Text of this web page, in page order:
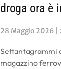
droga ora è
28 Maggio 2026 |
Settantagrammi
magazzino